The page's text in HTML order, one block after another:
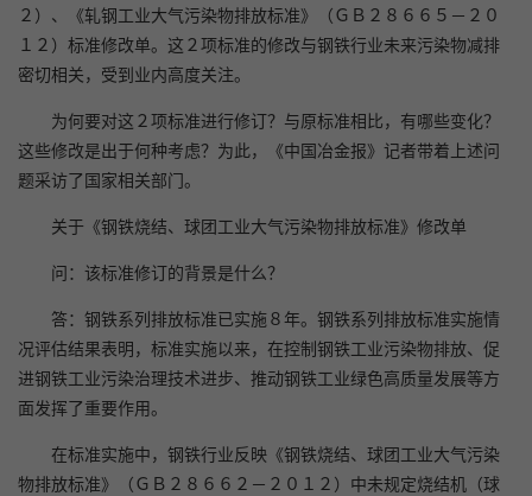
２）、《轧钢工业大气污染物排放标准》（ＧＢ２８６６５－２０
１２）标准修改单。这２项标准的修改与钢铁行业未来污染物减排
密切相关，受到业内高度关注。
为何要对这２项标准进行修订？与原标准相比，有哪些变化？
这些修改是出于何种考虑？为此，《中国冶金报》记者带着上述问
题采访了国家相关部门。
关于《钢铁烧结、球团工业大气污染物排放标准》修改单
问：该标准修订的背景是什么？
答：钢铁系列排放标准已实施８年。钢铁系列排放标准实施情
况评估结果表明，标准实施以来，在控制钢铁工业污染物排放、促
进钢铁工业污染治理技术进步、推动钢铁工业绿色高质量发展等方
面发挥了重要作用。
在标准实施中，钢铁行业反映《钢铁烧结、球团工业大气污染
物排放标准》（ＧＢ２８６６２－２０１２）中未规定烧结机（球